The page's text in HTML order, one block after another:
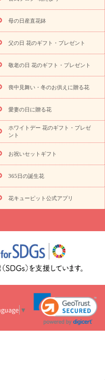
祝い・快気祝い
いフラワー
お悔やみの花
四十九日法要以
ットのお供えフラワー
お盆（新
お見舞い
お取り寄せギフト
ミディ胡蝶蘭
プリザーブ
アレンジメント 花束
スタ
胡蝶蘭 胡蝶蘭・花鉢
・お供え
世界初の青色胡蝶蘭
物
プリザーブドフラワー
ットギフト
セミオーダー
花とみどりのeギフト
ク イエローオレンジ
レッ
ルコキキョウ
祝い・4000円～
お祝い・
祝い・ 10000円～
お供え・お
お祝いを贈るときのマナー・
ラム一覧
誕生日のお花を「色
予算相場
出産祝いお役立ち情
お祝い花のマナー総まとめ
職
？
開店祝いの花 選び方ガイ
ル
花キューピットのお供え・
母の日産直花鉢
父の日 花のギフト・プレゼント
敬老の日 花のギフト・プレゼント
喪中見舞い・冬のお供えに贈る花
愛妻の日に贈る花
ホワイトデー 花のギフト・プレゼ
ント
お祝いセットギフト
365日の誕生花
花キューピット公式アプリ
▼